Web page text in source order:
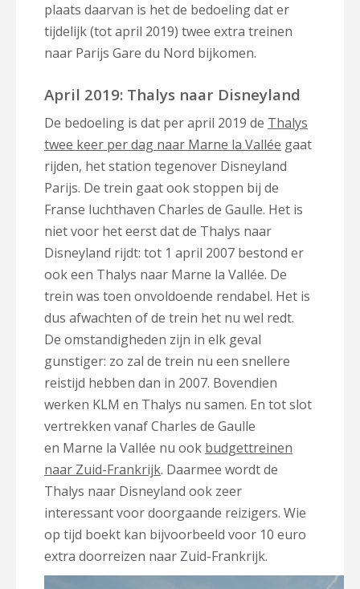
plaats daarvan is het de bedoeling dat er
tijdelijk (tot april 2019) twee extra treinen
naar Parijs Gare du Nord bijkomen.
April 2019: Thalys naar Disneyland
De bedoeling is dat per april 2019 de Thalys
twee keer per dag naar Marne la Vallée gaat
rijden, het station tegenover Disneyland
Parijs. De trein gaat ook stoppen bij de
Franse luchthaven Charles de Gaulle. Het is
niet voor het eerst dat de Thalys naar
Disneyland rijdt: tot 1 april 2007 bestond er
ook een Thalys naar Marne la Vallée. De
trein was toen onvoldoende rendabel. Het is
dus afwachten of de trein het nu wel redt.
De omstandigheden zijn in elk geval
gunstiger: zo zal de trein nu een snellere
reistijd hebben dan in 2007. Bovendien
werken KLM en Thalys nu samen. En tot slot
vertrekken vanaf Charles de Gaulle
en Marne la Vallée nu ook budgettreinen
naar Zuid-Frankrijk. Daarmee wordt de
Thalys naar Disneyland ook zeer
interessant voor doorgaande reizigers. Wie
op tijd boekt kan bijvoorbeeld voor 10 euro
extra doorreizen naar Zuid-Frankrijk.